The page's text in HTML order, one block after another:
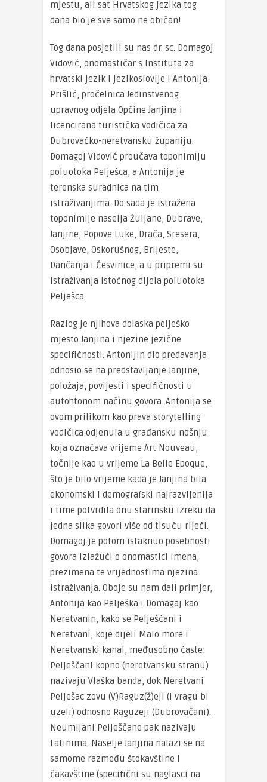
mjestu, ali sat Hrvatskog jezika tog
dana bio je sve samo ne običan!
Tog dana posjetili su nas dr. sc. Domagoj
Vidović, onomastičar s Instituta za
hrvatski jezik i jezikoslovlje i Antonija
Prišlić, pročelnica Jedinstvenog
upravnog odjela Općine Janjina i
licencirana turistička vodičica za
Dubrovačko-neretvansku županiju.
Domagoj Vidović proučava toponimiju
poluotoka Pelješca, a Antonija je
terenska suradnica na tim
istraživanjima. Do sada je istražena
toponimije naselja Žuljane, Dubrave,
Janjine, Popove Luke, Drača, Sresera,
Osobjave, Oskorušnog, Brijeste,
Dančanja i Česvinice, a u pripremi su
istraživanja istočnog dijela poluotoka
Pelješca.
Razlog je njihova dolaska pelješko
mjesto Janjina i njezine jezične
specifičnosti. Antonijin dio predavanja
odnosio se na predstavljanje Janjine,
položaja, povijesti i specifičnosti u
autohtonom načinu govora. Antonija se
ovom prilikom kao prava storytelling
vodičica odjenula u građansku nošnju
koja označava vrijeme Art Nouveau,
točnije kao u vrijeme La Belle Epoque,
što je bilo vrijeme kada je Janjina bila
ekonomski i demografski najrazvijenija
i time potvrdila onu starinsku izreku da
jedna slika govori više od tisuću riječi.
Domagoj je potom istaknuo posebnosti
govora izlažući o onomastici imena,
prezimena te vrijednostima njezina
istraživanja. Oboje su nam dali primjer,
Antonija kao Pelješka i Domagaj kao
Neretvanin, kako se Pelješčani i
Neretvani, koje dijeli Malo more i
Neretvanski kanal, međusobno časte:
Pelješčani kopno (neretvansku stranu)
nazivaju Vlaška banda, dok Neretvani
Pelješac zovu (V)Raguz(ž)eji (I vragu bi
uzeli) odnosno Raguzeji (Dubrovačani).
Neumljani Pelješčane pak nazivaju
Latinima. Naselje Janjina nalazi se na
samome razmeđu štokavštine i
čakavštine (specifični su naglasci na